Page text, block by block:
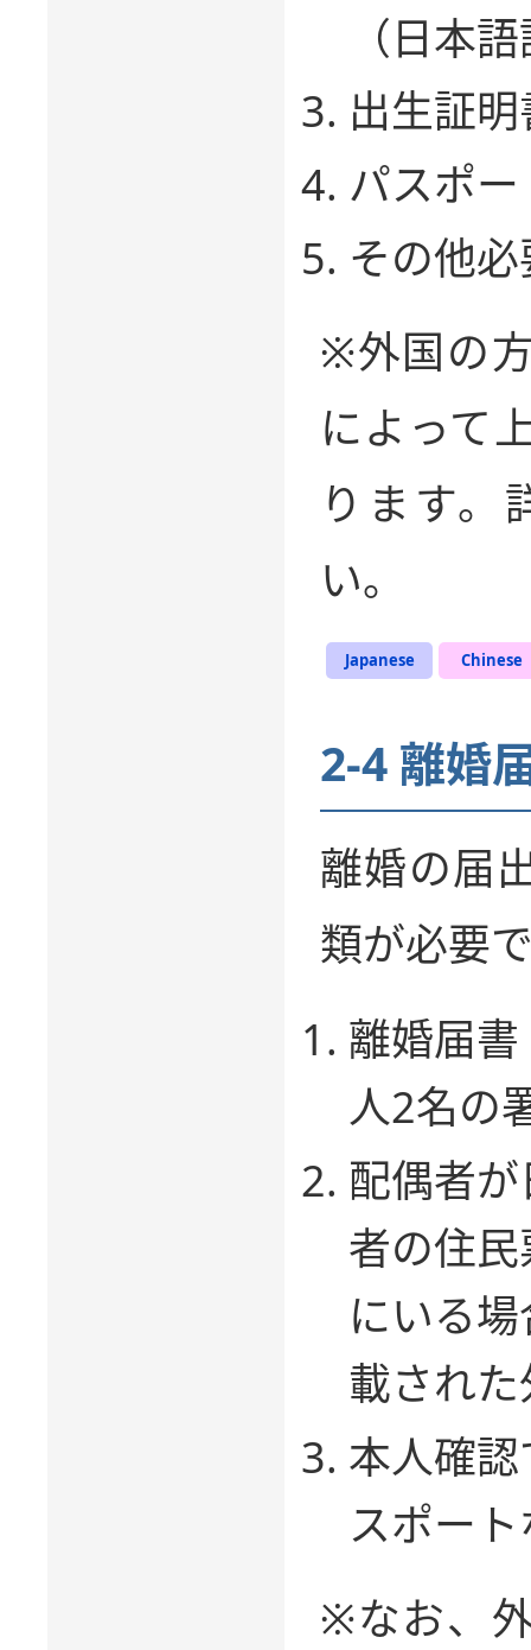
（日本
出生証
パスポ
その他
※外国の
によって
ります。
い。
Japanese Chinese
2-4 離婚
離婚の届
類が必要
離婚届
人2名の
配偶者
者の住
にいる
載され
本人確
スポー
※なお、